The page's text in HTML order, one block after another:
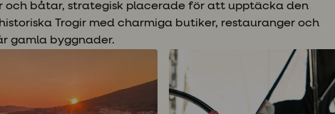
båtar, strategisk placerade för att upptäcka den
Trogir med charmiga butiker, restauranger och
gamla byggnader.